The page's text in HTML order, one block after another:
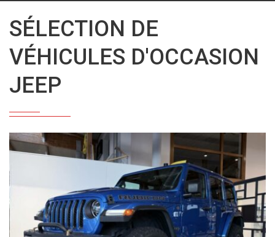
SÉLECTION DE
VÉHICULES D'OCCASION
JEEP